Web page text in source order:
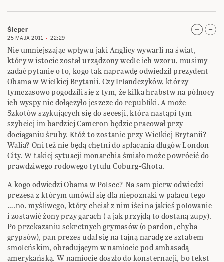
Śleper
25 MAJA 2011 22:29
Nie umniejszając wpływu jaki Anglicy wywarli na świat,
który w istocie został urządzony wedle ich wzoru, musimy
zadać pytanie o to, kogo tak naprawdę odwiedził prezydent
Obama w Wielkiej Brytanii. Czy Irlandczyków, którzy
tymczasowo pogodzili się z tym, że kilka hrabstw na północy
ich wyspy nie dołączyło jeszcze do republiki. A może
Szkotów szykujących się do secesji, która nastąpi tym
szybciej im bardziej Cameron będzie pracował przy
dociąganiu śruby. Któż to zostanie przy Wielkiej Brytanii?
Walia? Oni też nie będą chętni do spłacania długów London
City. W takiej sytuacji monarchia śmiało może powrócić do
prawdziwego rodowego tytułu Coburg-Ghota.
A kogo odwiedzi Obama w Polsce? Na sam pierw odwiedzi
prezesa z którym umówił się dla niepoznaki w pałacu tego
….no, myśliwego, który chciał z nim iści na jakieś polowanie
i zostawić żony przy garach ( a jak przyjdą to dostaną zupy).
Po przekazaniu sekretnych grymasów (o pardon, chyba
grypsów), pan prezes udał się na tajną naradę ze sztabem
smoleńskim, obradującym w namiocie pod ambasadą
amerykańską. W namiocie doszło do konsternacji, bo tekst